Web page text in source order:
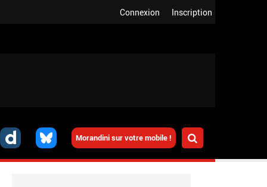
Inscription
Connexion
Morandini sur votre mobile !